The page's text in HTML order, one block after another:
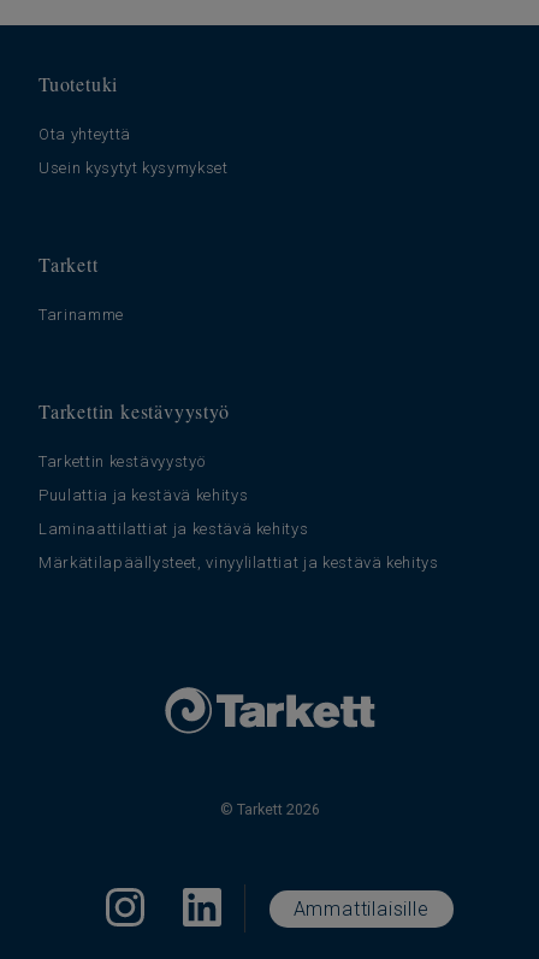
Tuotetuki
Ota yhteyttä
Usein kysytyt kysymykset
Tarkett
Tarinamme
Tarkettin kestävyystyö
Tarkettin kestävyystyö
Puulattia ja kestävä kehitys
Laminaattilattiat ja kestävä kehitys
Märkätilapäällysteet, vinyylilattiat ja kestävä kehitys
© Tarkett 2026
Ammattilaisille